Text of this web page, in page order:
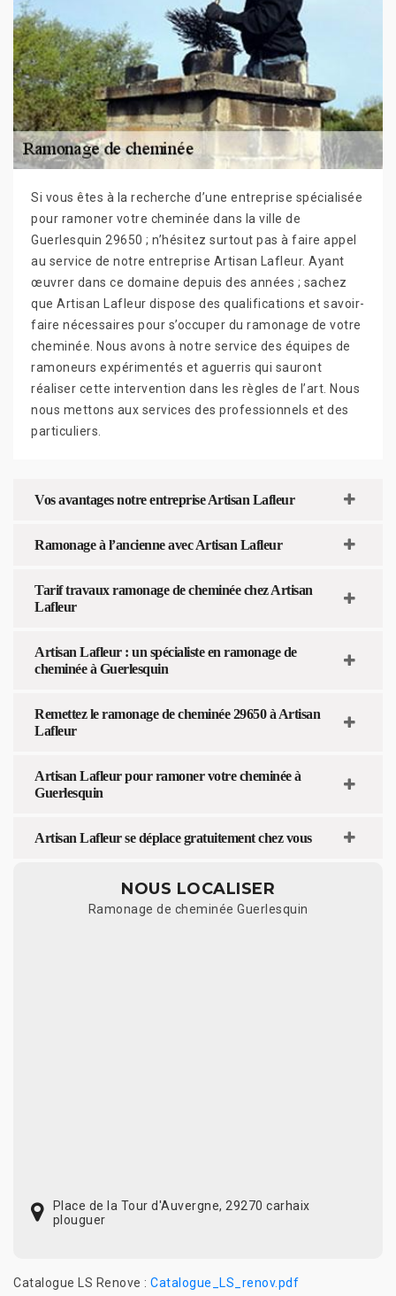
Si vous êtes à la recherche d’une entreprise spécialisée
pour ramoner votre cheminée dans la ville de
Guerlesquin 29650 ; n’hésitez surtout pas à faire appel
au service de notre entreprise Artisan Lafleur. Ayant
œuvrer dans ce domaine depuis des années ; sachez
que Artisan Lafleur dispose des qualifications et savoir-
faire nécessaires pour s’occuper du ramonage de votre
cheminée. Nous avons à notre service des équipes de
ramoneurs expérimentés et aguerris qui sauront
réaliser cette intervention dans les règles de l’art. Nous
nous mettons aux services des professionnels et des
particuliers.
Vos avantages notre entreprise Artisan Lafleur
Ramonage à l’ancienne avec Artisan Lafleur
Tarif travaux ramonage de cheminée chez Artisan
Lafleur
Artisan Lafleur : un spécialiste en ramonage de
cheminée à Guerlesquin
Remettez le ramonage de cheminée 29650 à Artisan
Lafleur
Artisan Lafleur pour ramoner votre cheminée à
Guerlesquin
Artisan Lafleur se déplace gratuitement chez vous
NOUS LOCALISER
Ramonage de cheminée Guerlesquin
Place de la Tour d'Auvergne, 29270 carhaix
plouguer
Catalogue LS Renove : Catalogue_LS_renov.pdf